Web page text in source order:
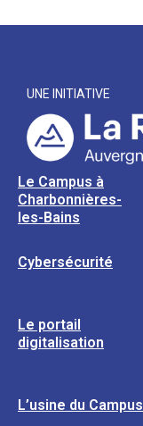
UNE INITIATIVE
Le Campus à
Charbonnières-
les-Bains
Cybersécurité
Le portail
digitalisation
L’usine du Campus